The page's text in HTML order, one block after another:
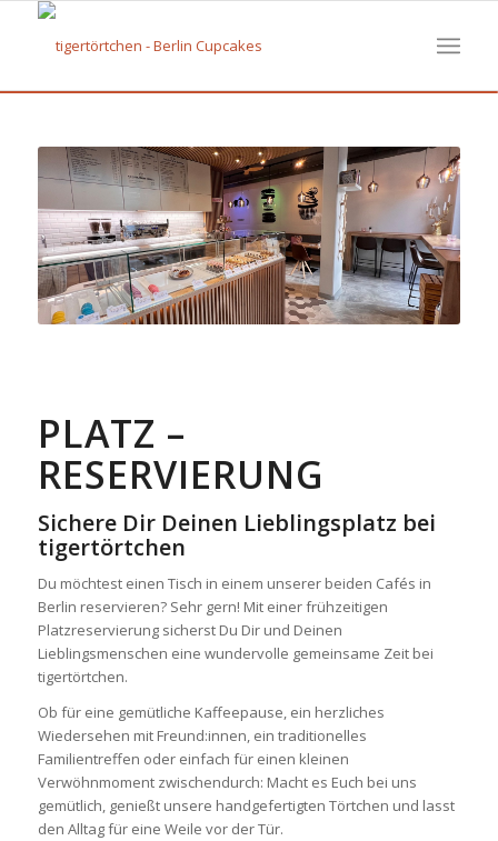
PLATZ –
RESERVIERUNG
Sichere Dir Deinen Lieblingsplatz bei
tigertörtchen
Du möchtest einen Tisch in einem unserer beiden Cafés in
Berlin reservieren? Sehr gern! Mit einer frühzeitigen
Platzreservierung sicherst Du Dir und Deinen
Lieblingsmenschen eine wundervolle gemeinsame Zeit bei
tigertörtchen.
Ob für eine gemütliche Kaffeepause, ein herzliches
Wiedersehen mit Freund:innen, ein traditionelles
Familientreffen oder einfach für einen kleinen
Verwöhnmoment zwischendurch: Macht es Euch bei uns
gemütlich, genießt unsere handgefertigten Törtchen und lasst
den Alltag für eine Weile vor der Tür.